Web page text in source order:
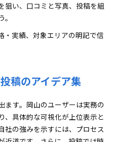
狙い、口コミと写真、投稿を組
・実績、対象エリアの明記で信
稿のアイデア集
ます。岡山のユーザーは実務の
、具体的な可視化が上位表示と
社の強みを示すには、プロセス